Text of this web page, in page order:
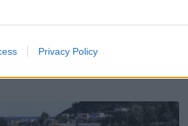
Privacy Policy
της 20ης ...